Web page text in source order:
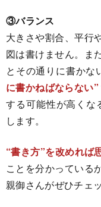
③バランス
大きさや割合、平行
図は書けません。ま
とその通りに書かな
に書かねばならない”
する可能性が高くな
します。
“書き方”を改めれば
ことを分かっている
親御さんがぜひチェ